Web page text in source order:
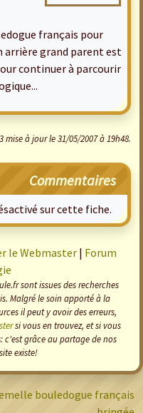
français pour
arrière grand parent est
continuer à parcourir
mise à jour le 31/05/2007 à 19h48.
Commentaires
sur cette fiche.
le Webmaster | Forum
sont issues des recherches
Malgré le soin apporté à la
il peut y avoir des erreurs,
si vous en trouvez, et si vous
c'est grâce au partage de nos
existe!
bouledogue français